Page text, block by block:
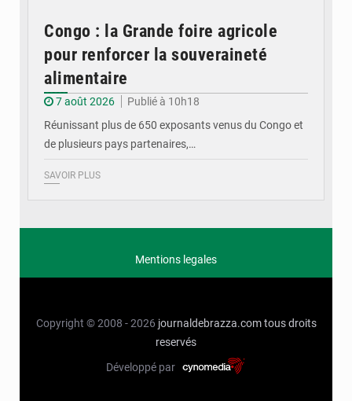
Congo : la Grande foire agricole
pour renforcer la souveraineté
alimentaire
7 août 2026
Publié à 10h18
Réunissant plus de 650 exposants venus du Congo et
de plusieurs pays partenaires,…
SAVOIR PLUS
Mentions legales
Copyright © 2008 - 2026 journaldebrazza.com tous droits
reservés
Développé par